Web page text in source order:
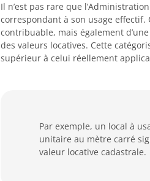
Il n’est pas rare que
correspondant à son usage
contribuable, mais également
des valeurs locatives. Cette
supérieur à celui réellement
Par exemple, un local à
unitaire au mètre carré
valeur locative cadastrale.